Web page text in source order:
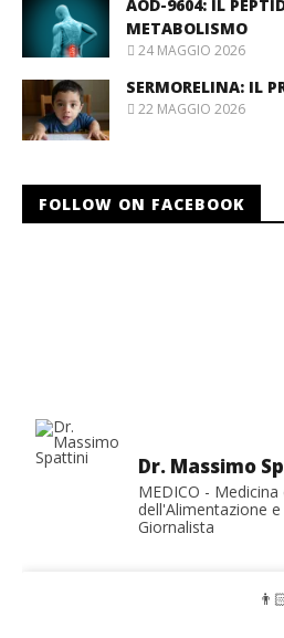
AOD-9604: IL
METABOLISMO
24 MAGGIO 2026
SERMORELINA: IL
22 MAGGIO 2026
FOLLOW ON FACEBOOK
Dr. Massimo
MEDICO -
dell'Alimentazione
Giornalista